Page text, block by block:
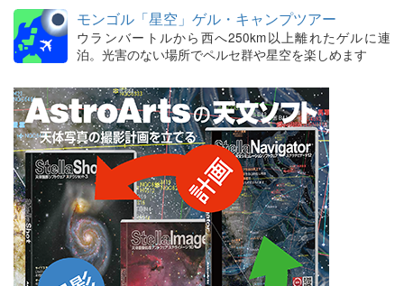
モンゴル「星空」ゲル・キャンプツアー
ウランバートルから西へ250km以上離れたゲルに連
泊。光害のない場所でペルセ群や星空を楽しめます